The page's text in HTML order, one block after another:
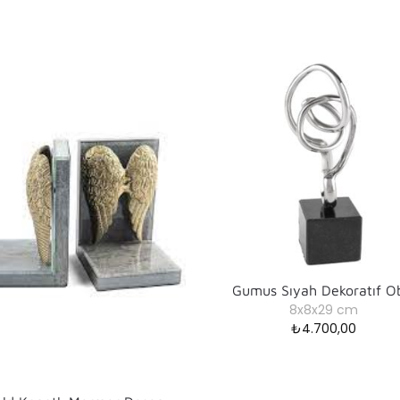
Gumus Sıyah Dekoratıf
8x8x29 cm
₺4.700,00